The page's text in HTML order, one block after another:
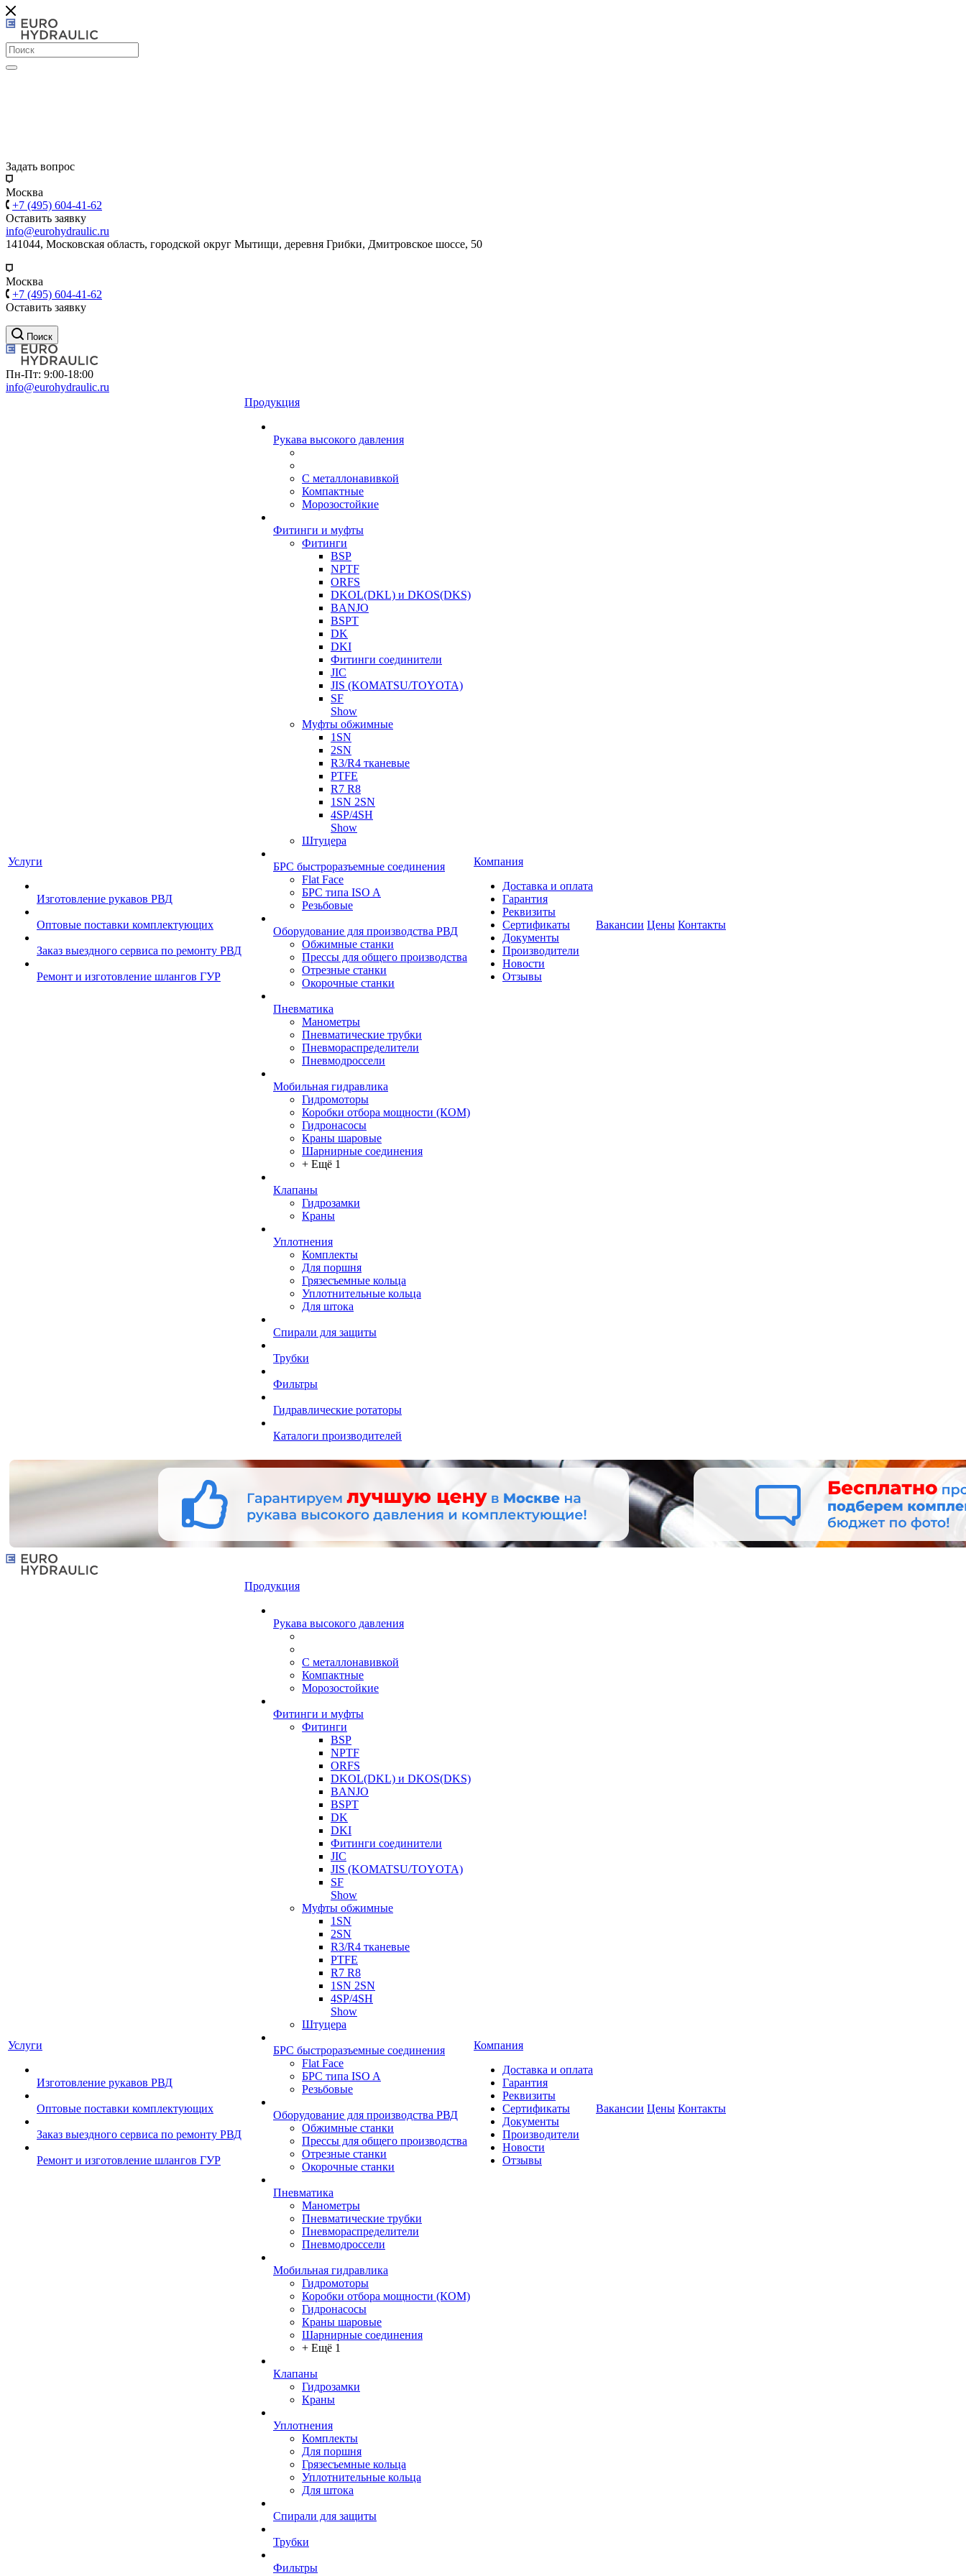
Задать вопрос
Москва
+7 (495) 604-41-62
Оставить заявку
info@eurohydraulic.ru
141044, Московская область, городской округ Мытищи, деревня Грибки, Дмитровское шоссе, 50
Москва
+7 (495) 604-41-62
Оставить заявку
Поиск
Пн-Пт: 9:00-18:00
info@eurohydraulic.ru
Услуги
Изготовление рукавов РВД
Оптовые поставки комплектующих
Заказ выездного сервиса по ремонту РВД
Ремонт и изготовление шлангов ГУР
Продукция
Рукава высокого давления
С металлонавивкой
Компактные
Морозостойкие
Фитинги и муфты
Фитинги
BSP
NPTF
ORFS
DKOL(DKL) и DKOS(DKS)
BANJO
BSPT
DK
DKI
Фитинги соединители
JIC
JIS (KOMATSU/TOYOTA)
SF
Show
Муфты обжимные
1SN
2SN
R3/R4 тканевые
PTFE
R7 R8
1SN 2SN
4SP/4SH
Show
Штуцера
БРС быстроразъемные соединения
Flat Face
БРС типа ISO A
Резьбовые
Оборудование для производства РВД
Обжимные станки
Прессы для общего производства
Отрезные станки
Окорочные станки
Пневматика
Манометры
Пневматические трубки
Пневмораспределители
Пневмодроссели
Мобильная гидравлика
Гидромоторы
Коробки отбора мощности (КОМ)
Гидронасосы
Краны шаровые
Шарнирные соединения
+ Ещё 1
Клапаны
Гидрозамки
Краны
Уплотнения
Комплекты
Для поршня
Грязесъемные кольца
Уплотнительные кольца
Для штока
Спирали для защиты
Трубки
Фильтры
Гидравлические ротаторы
Каталоги производителей
Компания
Доставка и оплата
Гарантия
Реквизиты
Сертификаты
Документы
Производители
Новости
Отзывы
Вакансии Цены Контакты
Услуги
Изготовление рукавов РВД
Оптовые поставки комплектующих
Заказ выездного сервиса по ремонту РВД
Ремонт и изготовление шлангов ГУР
Продукция
Рукава высокого давления
С металлонавивкой
Компактные
Морозостойкие
Фитинги и муфты
Фитинги
BSP
NPTF
ORFS
DKOL(DKL) и DKOS(DKS)
BANJO
BSPT
DK
DKI
Фитинги соединители
JIC
JIS (KOMATSU/TOYOTA)
SF
Show
Муфты обжимные
1SN
2SN
R3/R4 тканевые
PTFE
R7 R8
1SN 2SN
4SP/4SH
Show
Штуцера
БРС быстроразъемные соединения
Flat Face
БРС типа ISO A
Резьбовые
Оборудование для производства РВД
Обжимные станки
Прессы для общего производства
Отрезные станки
Окорочные станки
Пневматика
Манометры
Пневматические трубки
Пневмораспределители
Пневмодроссели
Мобильная гидравлика
Гидромоторы
Коробки отбора мощности (КОМ)
Гидронасосы
Краны шаровые
Шарнирные соединения
+ Ещё 1
Клапаны
Гидрозамки
Краны
Уплотнения
Комплекты
Для поршня
Грязесъемные кольца
Уплотнительные кольца
Для штока
Спирали для защиты
Трубки
Фильтры
Компания
Доставка и оплата
Гарантия
Реквизиты
Сертификаты
Документы
Производители
Новости
Отзывы
Вакансии Цены Контакты